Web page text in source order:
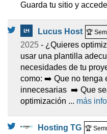
Guarda tu sitio y
Lucus Host 🏆
2025 - ¿Quieres
usar una plantilla
necesidades de tu
como: ➡️ Que no tenga
innecesarias ➡️ Que
optimización ... más
Hosting TG 🏆